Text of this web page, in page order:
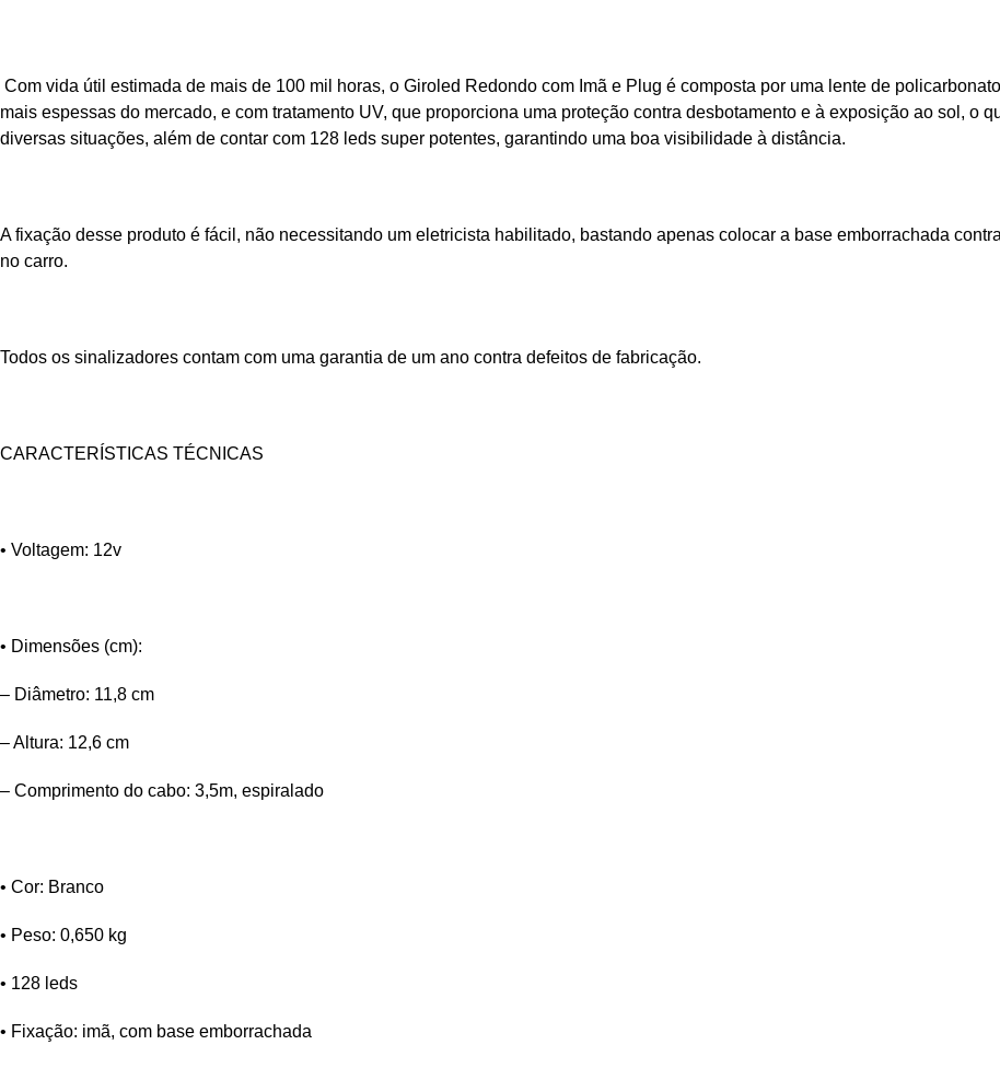
Com vida útil estimada de mais de 100 mil horas, o Giroled Redondo com Imã e Plug é composta por uma lente de
mais espessas do mercado, e com tratamento UV, que proporciona uma proteção contra desbotamento e à exposição ao sol, o
diversas situações, além de contar com 128 leds super potentes, garantindo uma boa visibilidade à distância.
A fixação desse produto é fácil, não necessitando um eletricista habilitado, bastando apenas colocar a base emborrachada
no carro.
Todos os sinalizadores contam com uma garantia de um ano contra defeitos de fabricação.
CARACTERÍSTICAS TÉCNICAS
• Voltagem: 12v
• Dimensões (cm):
– Diâmetro: 11,8 cm
– Altura: 12,6 cm
– Comprimento do cabo: 3,5m, espiralado
• Cor: Branco
• Peso: 0,650 kg
• 128 leds
• Fixação: imã, com base emborrachada